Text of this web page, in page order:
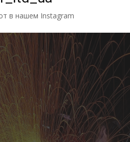
в нашем Instagram